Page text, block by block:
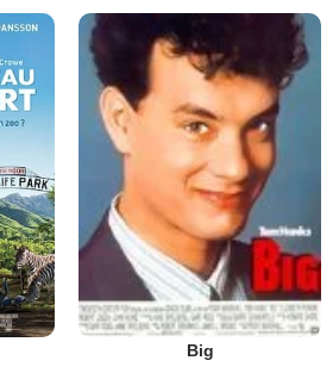
Big